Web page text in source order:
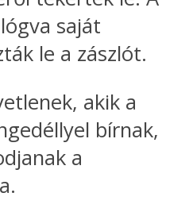
saját
le a zászlót.
akik a
bírnak,
a